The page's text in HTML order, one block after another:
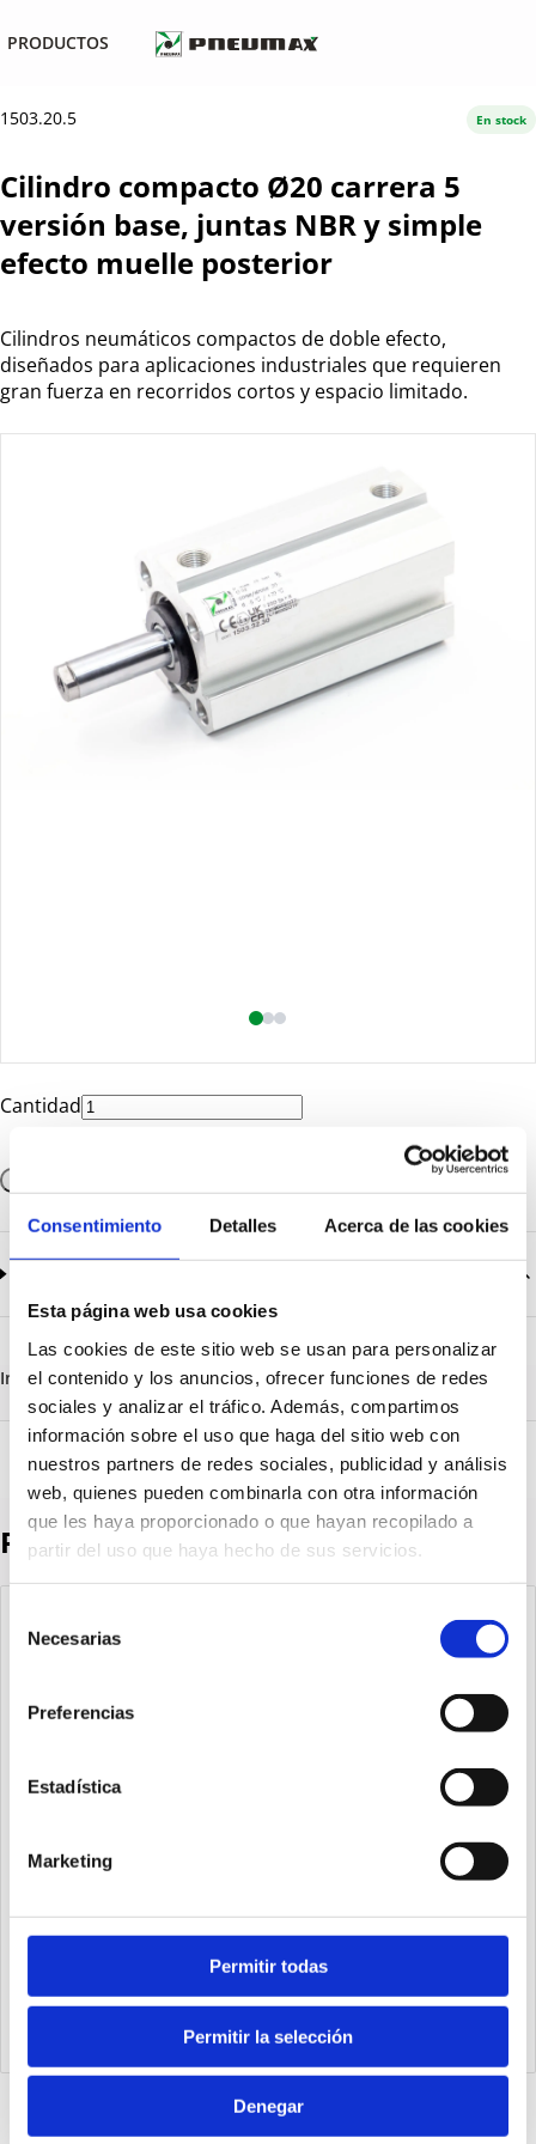
Consentimiento Detalles Acerca de las cookies
Esta página web usa cookies
Las cookies de este sitio web se usan para personalizar
el contenido y los anuncios, ofrecer funciones de redes
sociales y analizar el tráfico. Además, compartimos
información sobre el uso que haga del sitio web con
nuestros partners de redes sociales, publicidad y análisis
web, quienes pueden combinarla con otra información
que les haya proporcionado o que hayan recopilado a
partir del uso que haya hecho de sus servicios.
Necesarias
Preferencias
Estadística
Marketing
Permitir todas
Permitir la selección
Denegar
PRODUCTOS
1503.20.5
Cilindro compacto Ø20 carrera 5
versión base, juntas NBR y simple
efecto muelle posterior
Cilindros neumáticos compactos de doble efecto,
diseñados para aplicaciones industriales que requieren
gran fuerza en recorridos cortos y espacio limitado.
En stock
Cantidad
Serie_1500.pdf
Descargar
Información destacadaDetalles técnicos Vista 3D
Productos destacados
Módulo PROFINET 128IN-128OUT (48 fijos)